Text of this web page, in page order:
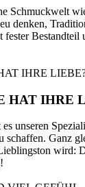
Schmuckwelt
denken,
Bestandteil
HAT IHRE
unseren
schaffen. Ganz
wird: